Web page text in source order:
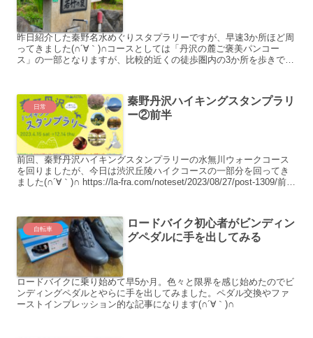
昨日紹介した秦野名水めぐりスタプラリーですが、早速3か所ほど周
ってきました(∩´∀｀)∩コースとしては「丹沢の麓ご褒美パンコー
ス」の一部となりますが、比較的近くの徒歩圏内の3か所を歩きで周
日常
秦野丹沢ハイキングスタンプラリ
ー②前半
前回、秦野丹沢ハイキングスタンプラリーの水無川ウォークコース
を回りましたが、今日は渋沢丘陵ハイクコースの一部分を回ってき
ました(∩´∀｀)∩ https://la-fra.com/noteset/2023/08/27/post-1309/前回
自転車
ロードバイク初心者がビンディン
グペダルに手を出してみる
ロードバイクに乗り始めて早5か月。色々と限界を感じ始めたのでビ
ンディングペダルとやらに手を出してみました。ペダル交換やファ
ーストインプレッション的な記事になります(∩´∀｀)∩